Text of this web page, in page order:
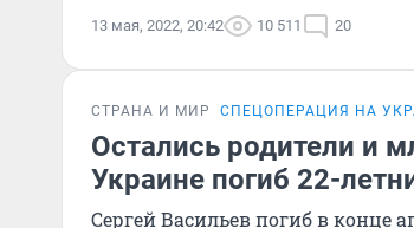
13 мая, 2022, 20:42 10 511 20
СТРАНА И МИР СПЕЦОПЕРАЦИЯ НА
Остались родители и
Украине погиб 22-
Сергей Васильев погиб в конце